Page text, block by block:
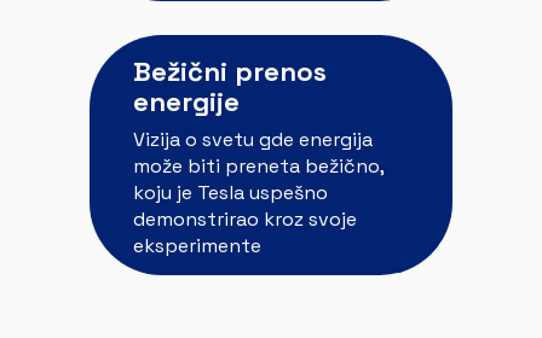
Vizija o svetu gde energija
može biti preneta bežično,
koju je Tesla uspešno
demonstrirao kroz svoje
eksperimente
Bežični prenos
energije